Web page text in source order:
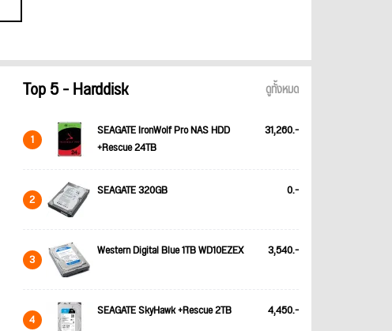
Top 5 - Harddisk ดูทั้งหมด
1
SEAGATE IronWolf Pro NAS HDD
+Rescue 24TB
31,260.-
2 SEAGATE 320GB 0.-
3 Western Digital Blue 1TB WD10EZEX 3,540.-
4 SEAGATE SkyHawk +Rescue 2TB 4,450.-